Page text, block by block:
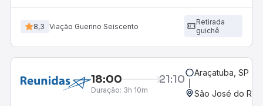
8,3 Viação Guerino Seiscento
Retirada
guichê
18:00 21:10
Duração: 3h 10m
Araçatuba, SP -
São José do Rio